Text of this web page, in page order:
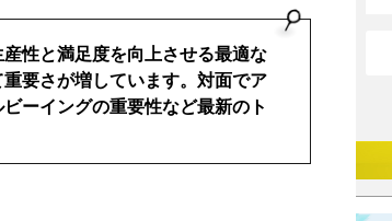
性と満足度を向上させる最適な
要さが増しています。対面でア
ーイングの重要性など最新のト